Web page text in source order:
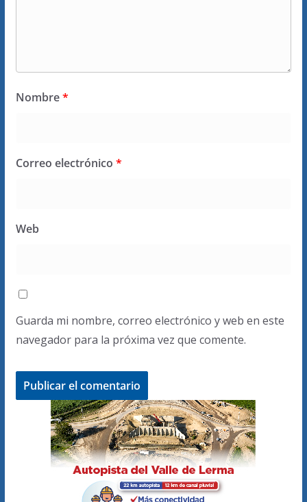
Nombre*
Correo electrónico *
Web
Guarda mi nombre, correo electrónico y web en este
navegador para la próxima vez que comente.